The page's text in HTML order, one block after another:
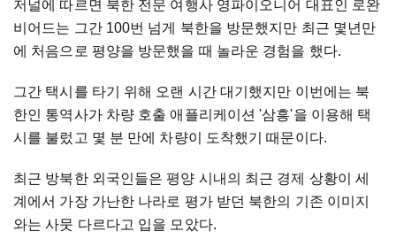
저널에 따르면 북한 전문 여행사 영파이오니어 대표인 로완
비어드는 그간 100번 넘게 북한을 방문했지만 최근 몇년만
에 처음으로 평양을 방문했을 때 놀라운 경험을 했다.
그간 택시를 타기 위해 오랜 시간 대기했지만 이번에는 북
한인 통역사가 차량 호출 애플리케이션 '삼흥'을 이용해 택
시를 불렀고 몇 분 만에 차량이 도착했기 때문이다.
최근 방북한 외국인들은 평양 시내의 최근 경제 상황이 세
계에서 가장 가난한 나라로 평가 받던 북한의 기존 이미지
와는 사뭇 다르다고 입을 모았다.